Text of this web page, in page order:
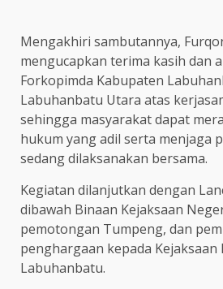
Mengakhiri sambutannya,
mengucapkan terima kasih dan
Forkopimda Kabupaten
Labuhanbatu Utara atas
sehingga masyarakat dapat
hukum yang adil serta menjaga
sedang dilaksanakan bersama.
Kegiatan dilanjutkan dengan
dibawah Binaan Kejaksaan
pemotongan Tumpeng, dan
penghargaan kepada Kejaksaan
Labuhanbatu.